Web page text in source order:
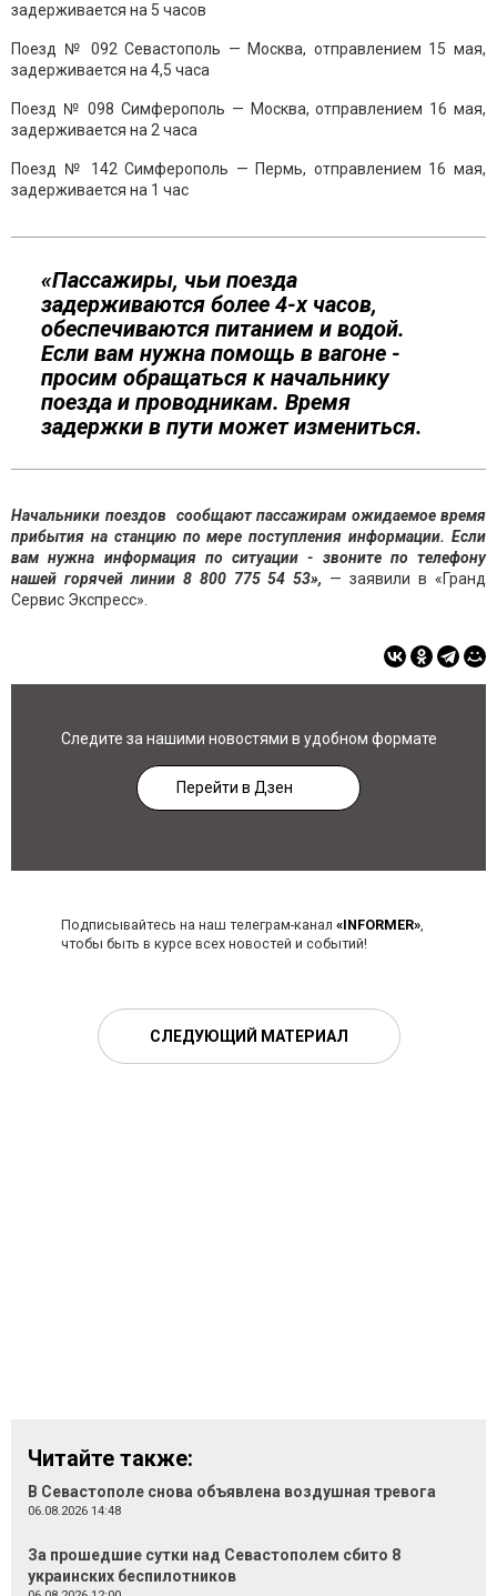
задерживается на 5 часов
Поезд № 092 Севастополь — Москва, отправлением 15 мая,
задерживается на 4,5 часа
Поезд № 098 Симферополь — Москва, отправлением 16 мая,
задерживается на 2 часа
Поезд № 142 Симферополь — Пермь, отправлением 16 мая,
задерживается на 1 час
«Пассажиры, чьи поезда
задерживаются более 4-х часов,
обеспечиваются питанием и водой.
Если вам нужна помощь в вагоне -
просим обращаться к начальнику
поезда и проводникам. Время
задержки в пути может измениться.
Начальники поездов сообщают пассажирам ожидаемое время
прибытия на станцию по мере поступления информации. Если
вам нужна информация по ситуации - звоните по телефону
нашей горячей линии 8 800 775 54 53», — заявили в «Гранд
Сервис Экспресс».
Следите за нашими новостями в удобном формате
Перейти в Дзен
Подписывайтесь на наш телеграм-канал «INFORMER»,
чтобы быть в курсе всех новостей и событий!
СЛЕДУЮЩИЙ МАТЕРИАЛ
Читайте также:
В Севастополе снова объявлена воздушная тревога
06.08.2026 14:48
За прошедшие сутки над Севастополем сбито 8
украинских беспилотников